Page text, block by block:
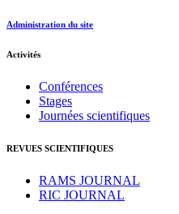
Administration du site
Activités
Conférences
Stages
Journées scientifiques
REVUES SCIENTIFIQUES
RAMS JOURNAL
RIC JOURNAL